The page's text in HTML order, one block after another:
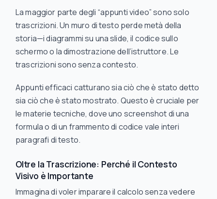
La maggior parte degli “appunti video” sono solo
trascrizioni. Un muro di testo perde metà della
storia—i diagrammi su una slide, il codice sullo
schermo o la dimostrazione dell’istruttore. Le
trascrizioni sono senza contesto.
Appunti efficaci catturano siaciò che è stato detto
sia ciò che è stato mostrato. Questo è cruciale per
le materie tecniche, dove uno screenshot di una
formula o di un frammento di codice vale interi
paragrafi di testo.
Oltre la Trascrizione: Perché il Contesto
Visivo è Importante
Immagina di voler imparare il calcolo senza vedere